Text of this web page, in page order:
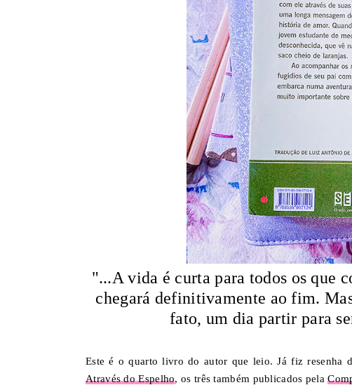
"...A vida é curta para todos os que
chegará definitivamente ao fim.
fato, um dia partir para
Este é o quarto livro do autor que leio. Já fiz resenha
Através do Espelho, os três também publicados pela